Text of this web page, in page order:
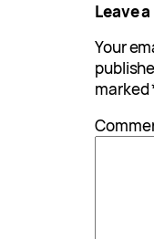
Leave
Your
marked